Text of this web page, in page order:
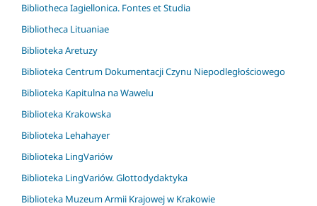
Bibliotheca Iagiellonica. Fontes et Studia
Bibliotheca Lituaniae
Biblioteka Aretuzy
Biblioteka Centrum Dokumentacji Czynu Niepodległościowego
Biblioteka Kapitulna na Wawelu
Biblioteka Krakowska
Biblioteka Lehahayer
Biblioteka LingVariów
Biblioteka LingVariów. Glottodydaktyka
Biblioteka Muzeum Armii Krajowej w Krakowie